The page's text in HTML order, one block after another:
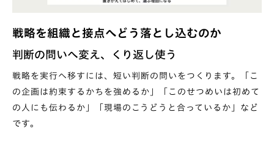
戦略を組織と接点へどう落とし込むのか
判断の問いへ変え、くり返し使う
戦略を実行へ移すには、短い判断の問いをつくります。「こ
の企画は約束するかちを強めるか」「このせつめいは初めて
の人にも伝わるか」「現場のこうどうと合っているか」など
です。